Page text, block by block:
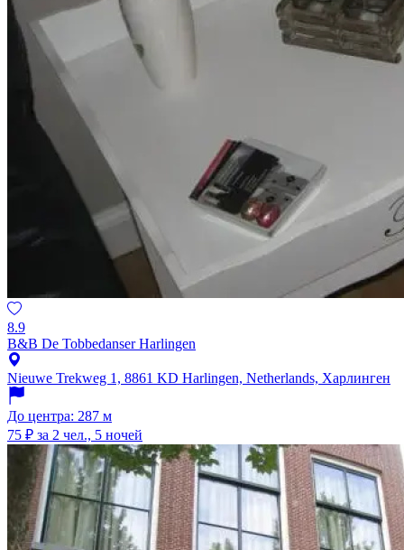
8.9
B&B De Tobbedanser Harlingen
Nieuwe Trekweg 1, 8861 KD Harlingen, Netherlands, Харлинген
До центра: 287 м
75 ₽ за 2 чел., 5 ночей